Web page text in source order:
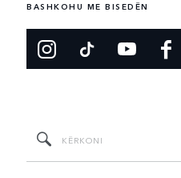
BASHKOHU ME BISEDËN